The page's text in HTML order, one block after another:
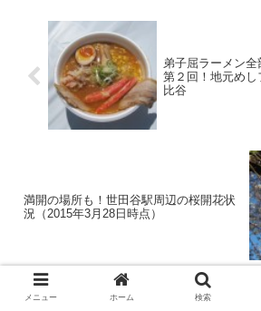
弟子屈ラーメン全
第２回！地元めし
比谷
満開の場所も！世田谷駅周辺の桜開花状
況（2015年3月28日時点）
メニュー ホーム 検索